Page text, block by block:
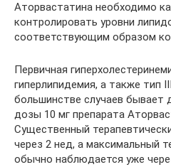
Аторвастатина необходимо
контролировать уровни
соответствующим образом
Первичная
гиперлипидемия, а также тип
большинстве случаев бывает
дозы 10 мг препарата
Существенный
через 2 нед, а максимальный
обычно наблюдается уже